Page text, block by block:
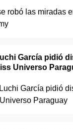
García pidió
Universo